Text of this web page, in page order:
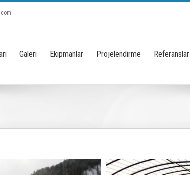
Galeri Ekipmanlar Projelendirme Referanslar